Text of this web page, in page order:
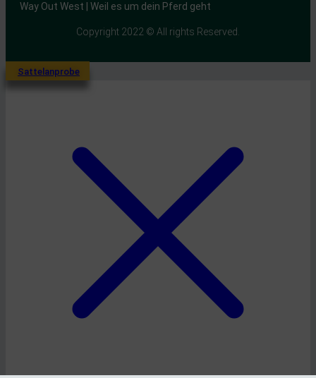
Way Out West | Weil es um dein Pferd geht
Copyright 2022 © All rights Reserved.
Sattelanprobe